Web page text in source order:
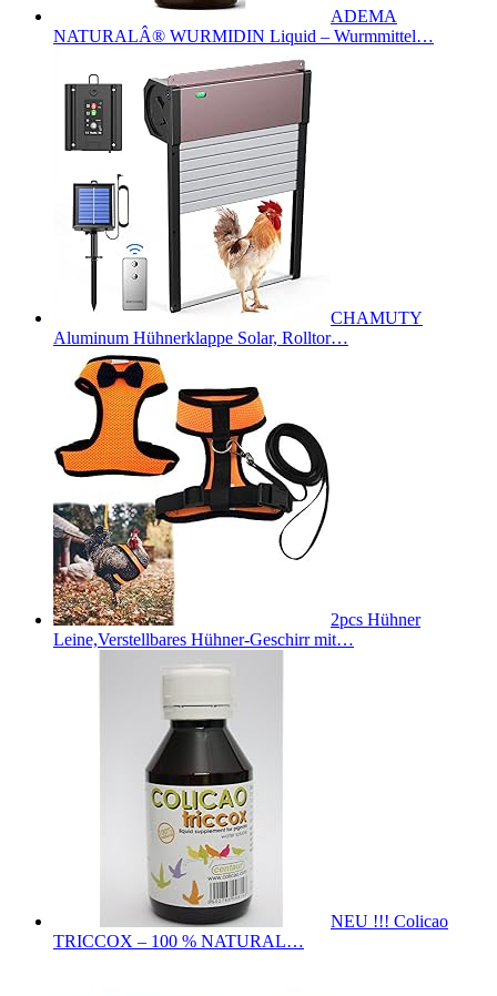
ADEMA
NATURALÂ® WURMIDIN Liquid – Wurmmittel…
CHAMUTY
Aluminum Hühnerklappe Solar, Rolltor…
2pcs Hühner
Leine,Verstellbares Hühner-Geschirr mit…
NEU !!! Colicao
TRICCOX – 100 % NATURAL…